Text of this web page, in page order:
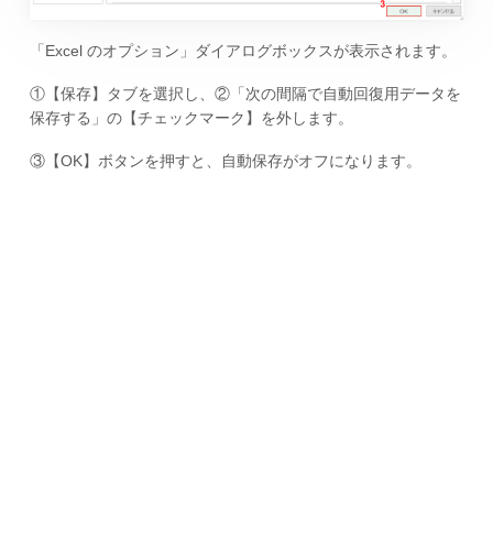
「Excel のオプション」ダイアログボックスが表示されます。
①【保存】タブを選択し、②「次の間隔で自動回復用データを
保存する」の【チェックマーク】を外します。
③【OK】ボタンを押すと、自動保存がオフになります。